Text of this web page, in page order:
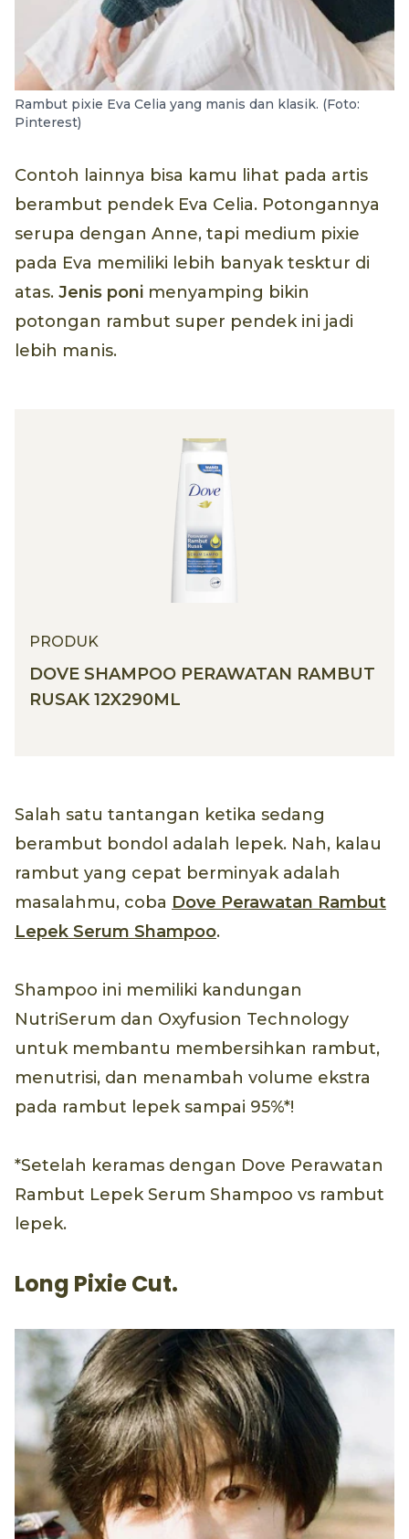
Rambut pixie Eva Celia yang manis dan klasik. (Foto:
Pinterest)
Contoh lainnya bisa kamu lihat pada artis
berambut pendek Eva Celia. Potongannya
serupa dengan Anne, tapi medium pixie
pada Eva memiliki lebih banyak tesktur di
atas. Jenis poni menyamping bikin
potongan rambut super pendek ini jadi
lebih manis.
PRODUK
DOVE SHAMPOO PERAWATAN RAMBUT
RUSAK 12X290ML
Salah satu tantangan ketika sedang
berambut bondol adalah lepek. Nah, kalau
rambut yang cepat berminyak adalah
masalahmu, coba Dove Perawatan Rambut
Lepek Serum Shampoo.
Shampoo ini memiliki kandungan
NutriSerum dan Oxyfusion Technology
untuk membantu membersihkan rambut,
menutrisi, dan menambah volume ekstra
pada rambut lepek sampai 95%*!
*Setelah keramas dengan Dove Perawatan
Rambut Lepek Serum Shampoo vs rambut
lepek.
Long Pixie Cut.